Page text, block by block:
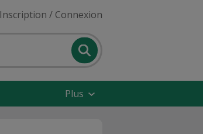
Inscription / Connexion
Plus